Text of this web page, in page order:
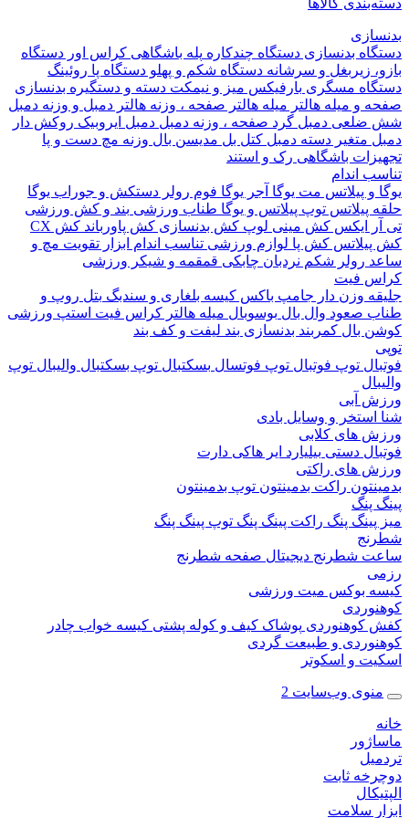
کالاها
بدنسازیدستگاه چندکارهپله باشگاهیکراس اوردستگاه
زیربغل و سرشانه دستگاه شکم و پهلودستگاه پاروئینگ
مسگریبارفیکسمیز و نیمکتدسته و دستگیره بدنسازی
و میله هالتر میله هالتر صفحه ، وزنه هالتر دمبل و وزنه دمبل
دمبل گرد صفحه ، وزنه دمبل دمبل ایروبیک روکش دار
متغیردسته دمبل کتل بلمدیسن بالوزنه مچ دست و پا
باشگاهیرک و استند
اندام
و پیلاتسمت یوگاآجر یوگا فوم رولر دستکش و جوراب یوگا
پیلاتستوپ پیلاتس و یوگاطناب ورزشی بند و کش ورزشی
ایکس کش مینی لوپ کش بدنسازیکش پاورباندکش CX
کش پالوازم ورزشی تناسب اندام ابزار تقویت مچ و
رولر شکم نردبان چابکیقمقمه و شیکر ورزشی
فیت
وزن دارجامپ باکسکیسه بلغاری و سندبگبتل روپ و
صعودوال بال بوسوبالمیله هالتر کراس فیت استپ ورزشی
بالکمربند بدنسازیبند لیفت و کف بند
توپ فوتبالتوپ فوتسالبسکتبالتوپ بسکتبالوالیبال توپ
آبی
و وسایل بادی
های کلابی
دستیبیلیاردایر هاکیدارت
های راکتی
راکت بدمینتونتوپ بدمینتون
پنگ
پنگراکت پینگ پنگتوپ پینگ پنگ
شطرنج دیجیتالصفحه شطرنج
بوکسمیت ورزشی
کوهنوردیپوشاککیف و کوله پشتیکیسه خوابچادر
و طبیعت گردی
و اسکوتر
وب‌سایت 2
ثابت
سلامت